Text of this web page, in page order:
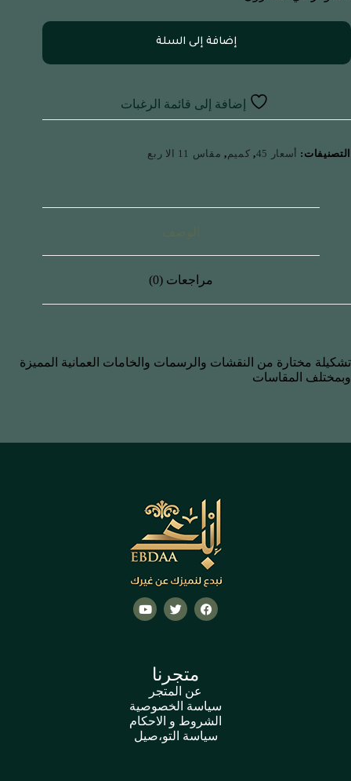
إضافة إلى السلة
إضافة إلى قائمة الرغبات
التصنيفات: أسعار 45 , كميم , مقاس 11 الا ربع
مراجعات (0)
تشكيلة مختارة من النقشات والرسمات والخامات العمانية المميزة
وبمختلف المقاسات
متجرنا
عن المتجر
سياسة الخصوصية
الشروط و الاحكام
سياسة التو،صيل